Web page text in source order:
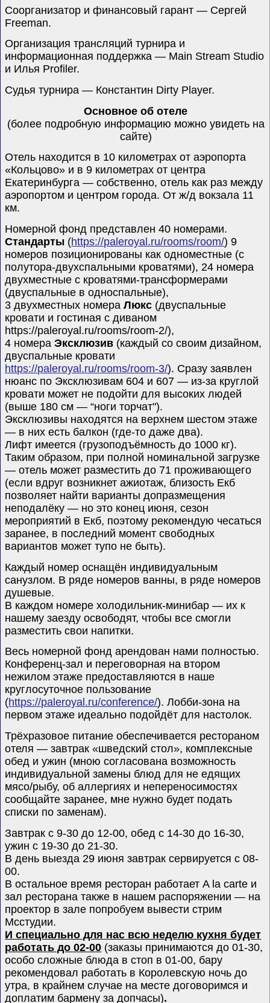
Соорганизатор и финансовый гарант — Сергей
Freeman.
Организация транcляций турнира и
информационная поддержка — Main Stream Studio
и Илья Profiler.
Судья турнира — Константин Dirty Player.
Основное об отеле
(более подробную информацию можно увидеть на
сайте)
Отель находится в 10 километрах от аэропорта
«Кольцово» и в 9 километрах от центра
Екатеринбурга — собственно, отель как раз между
аэропортом и центром города. От ж/д вокзала 11
км.
Номерной фонд представлен 40 номерами.
Стандарты (https://paleroyal.ru/rooms/room/) 9
номеров позиционированы как одноместные (с
полутора-двухспальными кроватями), 24 номера
двухместные с кроватями-трансформерами
(двуспальные в односпальные),
3 двухместных номераЛюкс (двуспальные
кровати и гостиная с диваном
https://paleroyal.ru/rooms/room-2/),
4 номераЭксклюзив (каждый со своим дизайном,
двуспальные кровати
https://paleroyal.ru/rooms/room-3/). Сразу заявлен
нюанс по Эксклюзивам 604 и 607 — из-за круглой
кровати может не подойти для высоких людей
(выше 180 см —“ноги торчат").
Эксклюзивы находятся на верхнем шестом этаже
— в них есть балкон (где-то даже два).
Лифт имеется (грузоподъёмность до 1000 кг).
Таким образом, при полной номинальной загрузке
— отель может разместить до 71 проживающего
(если вдруг возникнет ажиотаж, близость Екб
позволяет найти варианты допразмещения
неподалёку — но это конец июня, сезон
мероприятий в Екб, поэтому рекомендую чесаться
заранее, в последний момент свободных
вариантов может тупо не быть).
Каждый номер оснащён индивидуальным
санузлом. В ряде номеров ванны, в ряде номеров
душевые.
В каждом номере холодильник-минибар — их к
нашему заезду освободят, чтобы все смогли
разместить свои напитки.
Весь номерной фонд арендован нами полностью.
Конференц-зал и переговорная на втором
нежилом этаже предоставляются в наше
круглосуточное пользование
(https://paleroyal.ru/conference/). Лобби-зона на
первом этаже идеально подойдёт для настолок.
Трёхразовое питание обеспечивается рестораном
отеля — завтрак «шведский стол», комплексные
обед и ужин (мною согласована возможность
индивидуальной замены блюд для не едящих
мясо/рыбу, об аллергиях и непереносимостях
сообщайте заранее, мне нужно будет подать
списки по заменам).
Завтрак с 9-30 до 12-00, обед с 14-30 до 16-30,
ужин с 19-30 до 21-30.
В день выезда 29 июня завтрак сервируется с 08-
00.
В остальное время ресторан работаетA la carte и
зал ресторана также в нашем распоряжении — на
проектор в зале попробуем вывести стрим
Мсстудии.
И специально для нас всю неделю кухня будет
работать до 02-00 (заказы принимаются до 01-30,
особо сложные блюда в стоп в 01-00, бару
рекомендовал работать в Королевскую ночь до
утра, в крайнем случае на месте договоримся и
доплатим бармену за допчасы).